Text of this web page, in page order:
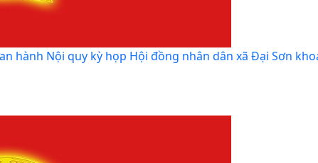
hành Nội quy kỳ họp Hội đồng nhân dân xã Đại Sơn